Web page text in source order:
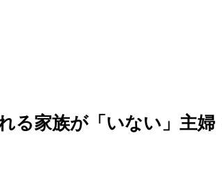
る家族が「いない」主婦